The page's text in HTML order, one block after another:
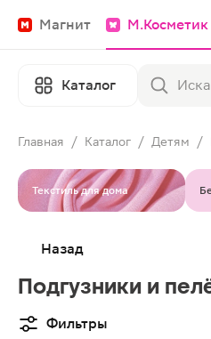
Магнит М.Косметик
Каталог
Главная / Каталог / Детям /
Текстиль для дома
Назад
Подгузники и
Фильтры